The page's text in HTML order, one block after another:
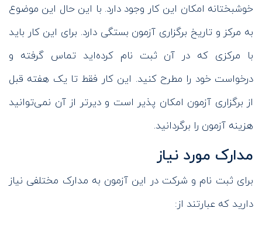
خوشبختانه امکان این کار وجود دارد. با این حال این موضوع
به مرکز و تاریخ برگزاری آزمون بستگی دارد. برای این کار باید
با مرکزی که در آن ثبت نام کرده‌اید تماس گرفته و
درخواست خود را مطرح کنید. این کار فقط تا یک هفته قبل
از برگزاری آزمون امکان پذیر است و دیرتر از آن نمی‌توانید
هزینه آزمون را برگردانید.
مدارک مورد نیاز
برای ثبت نام و شرکت در این آزمون به مدارک مختلفی نیاز
دارید که عبارتند از: